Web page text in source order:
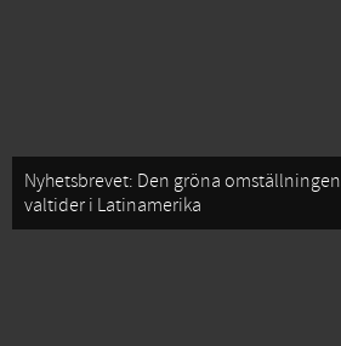
Nyhetsbrevet: Den gröna
valtider i Latinamerika